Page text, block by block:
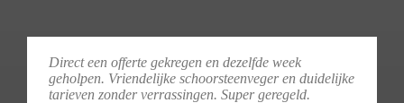
Direct een offerte gekregen en dezelfde week
geholpen. Vriendelijke schoorsteenveger en duidelijke
tarieven zonder verrassingen. Super geregeld.